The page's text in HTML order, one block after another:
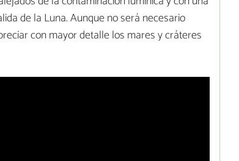
de la Luna. Aunque no será necesario
con mayor detalle los mares y cráteres